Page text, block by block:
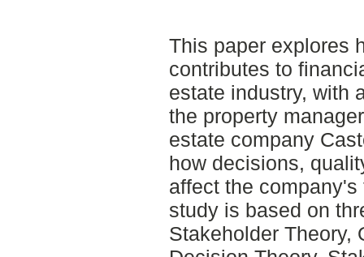
This paper explores
contributes to
estate industry, with
the property
estate company
how decisions,
affect the
study is based on
Stakeholder Theory,